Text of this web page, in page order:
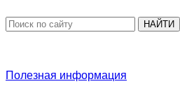
НАЙТИ
Полезная информация